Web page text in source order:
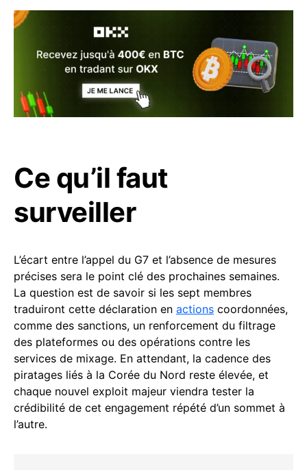
Ce qu’il faut
surveiller
L’écart entre l’appel du G7 et l’absence de mesures
précises sera le point clé des prochaines semaines.
La question est de savoir si les sept membres
traduiront cette déclaration en actions coordonnées,
comme des sanctions, un renforcement du filtrage
des plateformes ou des opérations contre les
services de mixage. En attendant, la cadence des
piratages liés à la Corée du Nord reste élevée, et
chaque nouvel exploit majeur viendra tester la
crédibilité de cet engagement répété d’un sommet à
l’autre.